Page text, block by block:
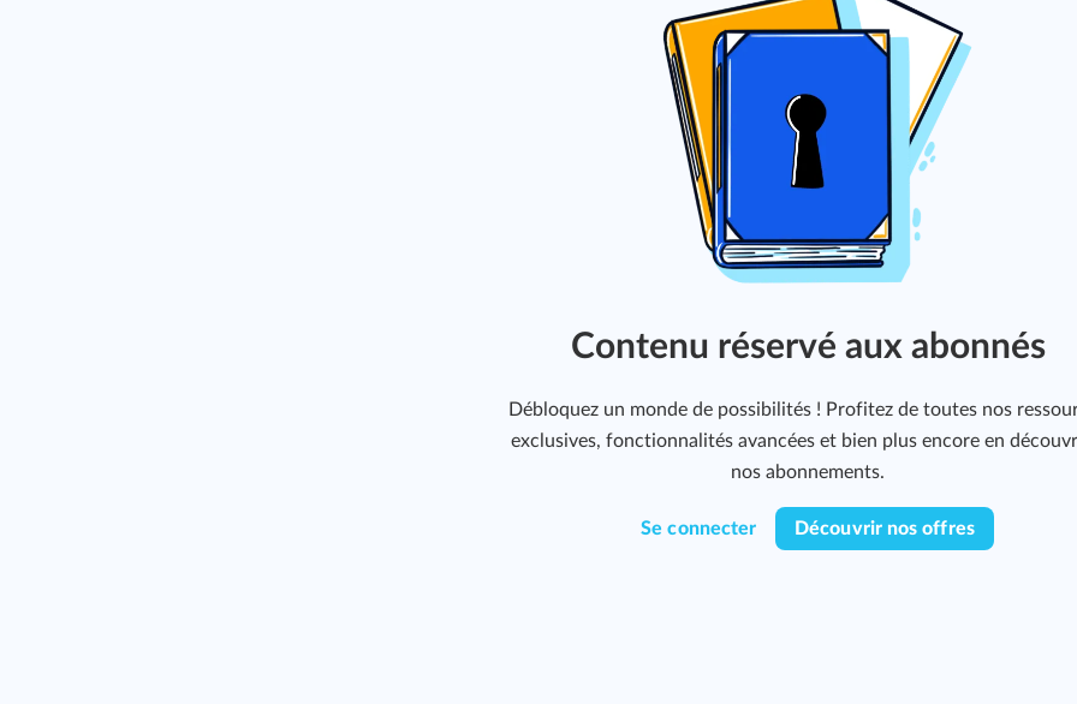
Contenu réservé aux abonnés
Débloquez un monde de possibilités ! Profitez de toutes nos
exclusives, fonctionnalités avancées et bien plus encore en
nos abonnements.
Se connecter Découvrir nos offres